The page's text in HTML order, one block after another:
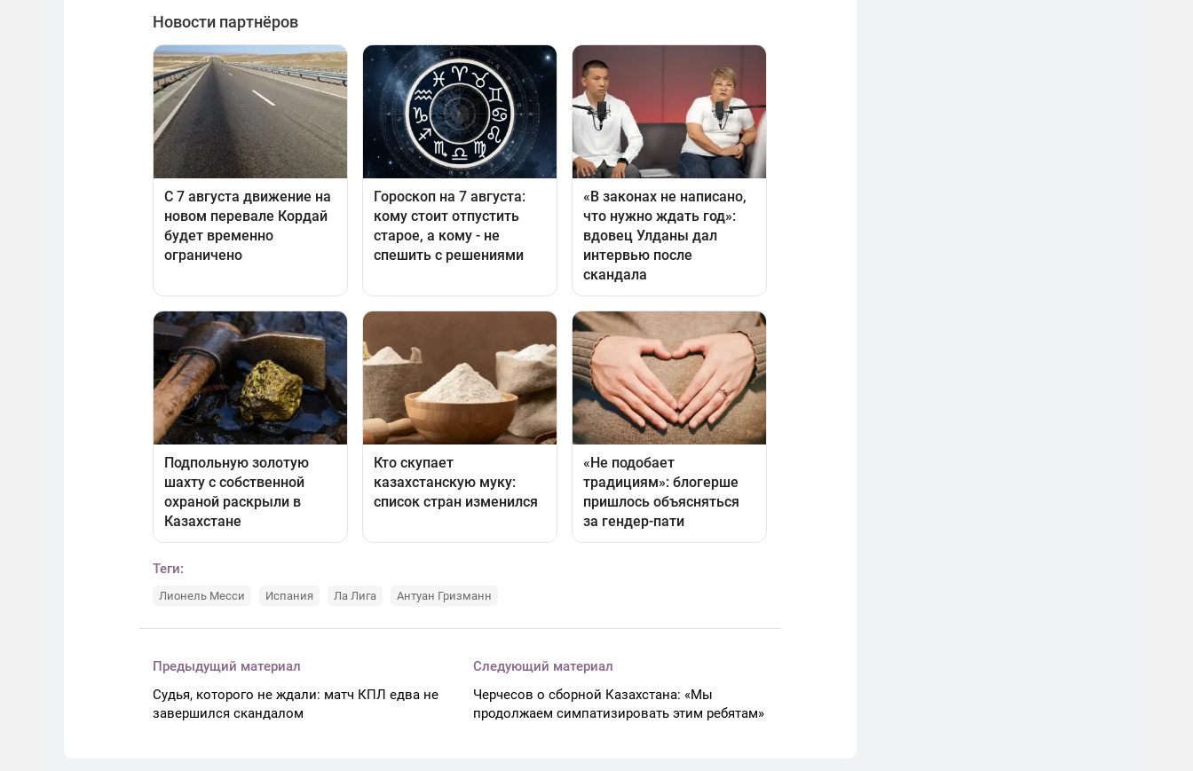
Теги:
Лионель Месси Испания Ла Лига Антуан Гризманн
Предыдущий материал
Судья, которого не ждали: матч КПЛ едва не
завершился скандалом
Следующий материал
Черчесов о сборной Казахстана: «Мы
продолжаем симпатизировать этим ребятам»